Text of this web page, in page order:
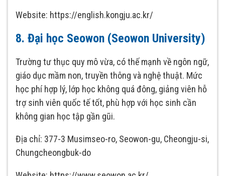
Website: https://english.kongju.ac.kr/
8. Đại học Seowon (Seowon University)
Trường tư thục quy mô vừa, có thế mạnh về ngôn ngữ,
giáo dục mầm non, truyền thông và nghệ thuật. Mức
học phí hợp lý, lớp học không quá đông, giảng viên hỗ
trợ sinh viên quốc tế tốt, phù hợp với học sinh cần
không gian học tập gần gũi.
Địa chỉ: 377-3 Musimseo-ro, Seowon-gu, Cheongju-si,
Chungcheongbuk-do